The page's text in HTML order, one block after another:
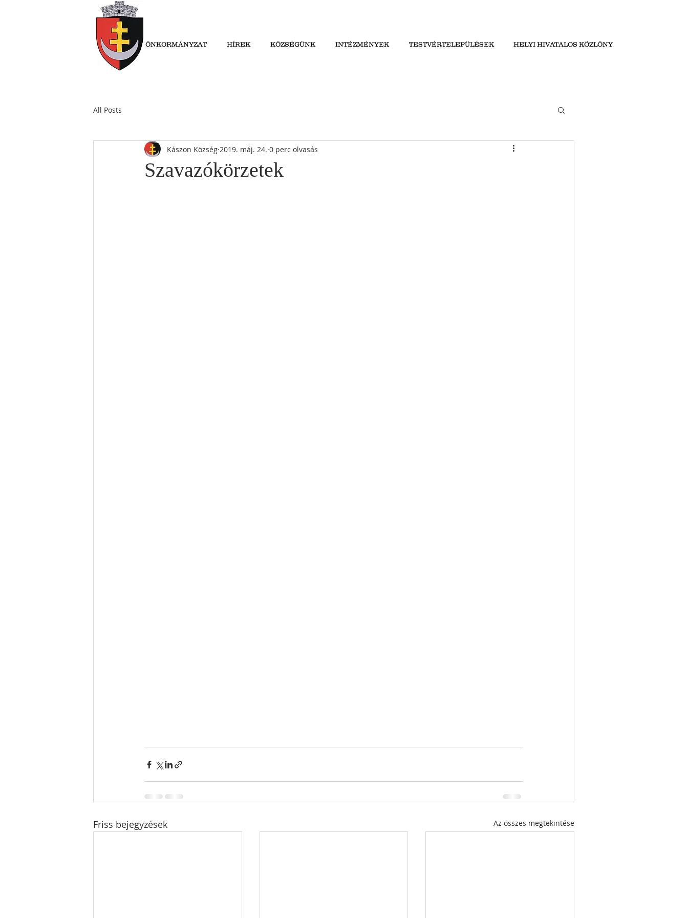
ÖNKORMÁNYZAT HÍREK KÖZSÉGÜNK INTÉZMÉNYEK TESTVÉRTELEPÜLÉSEK HELYI HIVATALOS KÖZLÖNY
All Posts
Szavazókörzetek
Kászon Község 2019. máj. 24. 0 perc olvasás
Friss bejegyzések Az összes megtekintése